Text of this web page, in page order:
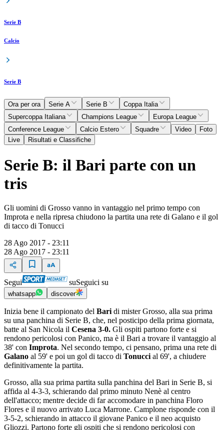
Serie B
Calcio
Serie B
Ora per ora Serie A Serie B
Coppa Italia
Supercoppa Italiana
Champions League
Europa League
Conference League
Calcio Estero Squadre Video
Foto
Live
Risultati e Classifiche
Serie B: il Bari parte con un
tris
Gli uomini di Grosso vanno in vantaggio nel primo tempo con
Improta e nella ripresa chiudono la partita una rete di Galano e il gol
di tacco di Tonucci
28 Ago 2017 - 23:11
28 Ago 2017 - 23:11
Segui suSeguici su
whatsapp discover
Inizia bene il campionato del Bari di mister Grosso, alla sua prima
su una panchina di Serie B, che, nel posticipo della prima giornata,
batte al San Nicola il Cesena 3-0. Gli ospiti partono forte e si
rendono pericolosi con Panico, ma è il Bari a trovare il vantaggio al
38' con Improta. Nel secondo tempo, ci pensano, prima una rete di
Galano al 59' e poi un gol di tacco di Tonucci al 69', a chiudere
definitivamente la partita.
Grosso, alla sua prima partita sulla panchina del Bari in Serie B, si
affida al 4-3-3, schierando dal primo minuto Nenè al centro
dell'attacco; mentre decide di far accomodare in panchina Floro
Flores e il nuovo arrivato Luca Marrone. Camplone risponde con il
3-5-2, schierando in attacco il giovane Panico e il neo acquisto
Gliozzi. Partono forte gli ospiti che si rendono pericolosi con